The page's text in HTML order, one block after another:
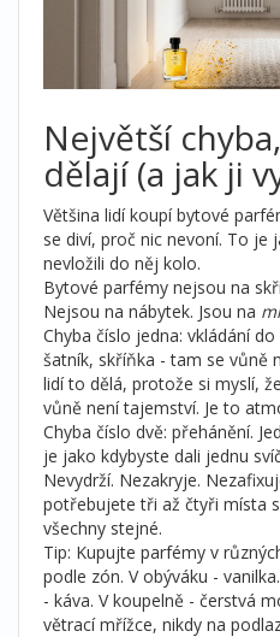
Největší
dělají (a jak ji
Většina lidí koupí bytové
se diví, proč nic nevoní. To je
nevložili do něj kolo.
Bytové parfémy nejsou na
Nejsou na nábytek. Jsou na
Chyba číslo jedna: vkládání
šatník, skříňka - tam se vůně
lidí to dělá, protože si myslí,
vůně není tajemství. Je to
Chyba číslo dvě: přehánění.
je jako kdybyste dali jednu
Nevydrží. Nezakryje.
potřebujete tři až čtyři místa
všechny stejné.
Tip: Kupujte parfémy v
podle zón. V obýváku -
- káva. V koupelně - čerstvá
větrací mřížce, nikdy na